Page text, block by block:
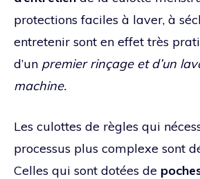
protections faciles à laver, à
entretenir sont en effet très
d’un premier rinçage et d’un
machine.
Les culottes de règles qui
processus plus complexe sont
Celles qui sont dotées de